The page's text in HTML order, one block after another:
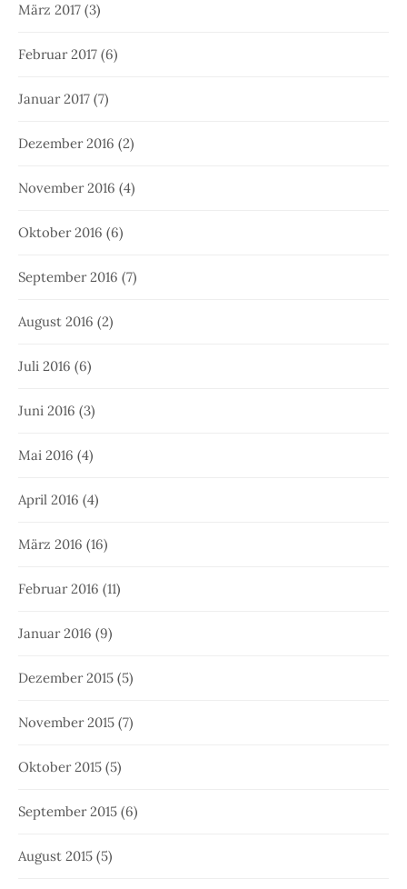
März 2017 (3)
Februar 2017 (6)
Januar 2017 (7)
Dezember 2016 (2)
November 2016 (4)
Oktober 2016 (6)
September 2016 (7)
August 2016 (2)
Juli 2016 (6)
Juni 2016 (3)
Mai 2016 (4)
April 2016 (4)
März 2016 (16)
Februar 2016 (11)
Januar 2016 (9)
Dezember 2015 (5)
November 2015 (7)
Oktober 2015 (5)
September 2015 (6)
August 2015 (5)